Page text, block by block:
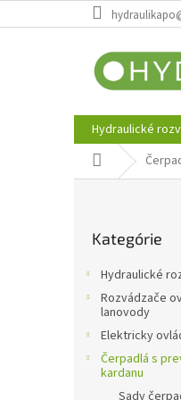
na
Hydraulické
Domov
kategórie
Kategórie
Hydraulické
Rozvádzače
lanovody
Elektricky
Čerpadlá s
kardanu
Sady